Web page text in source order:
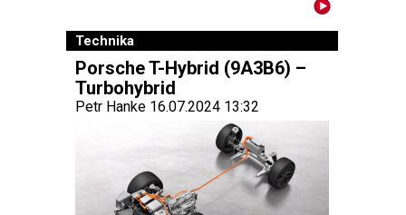
Technika
Porsche T-Hybrid (9A3B6) –
Turbohybrid
Petr Hanke 16.07.2024 13:32